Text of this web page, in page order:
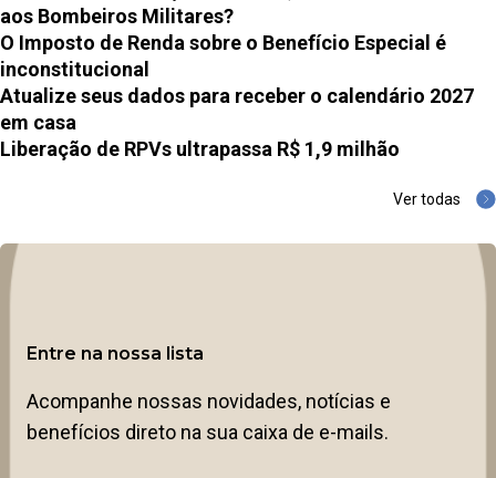
aos Bombeiros Militares?
O Imposto de Renda sobre o Benefício Especial é
inconstitucional
Atualize seus dados para receber o calendário 2027
em casa
Liberação de RPVs ultrapassa R$ 1,9 milhão
Ver todas
Entre na nossa lista
Acompanhe nossas novidades, notícias e
benefícios direto na sua caixa de e-mails.